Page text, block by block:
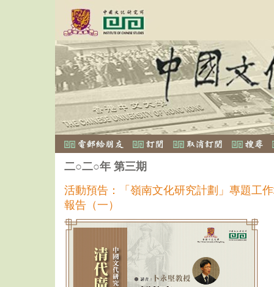
二○二○年 第三期
活動預告：「嶺南文化研究計劃」專題工
報告（一）